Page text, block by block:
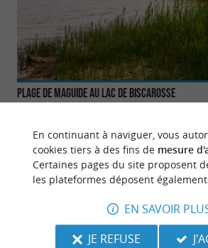
Plage de Maguide au lac de Biscarosse
sur des tables ...
4,0 km - Biscarrosse
En continuant à naviguer, vous
cookies tiers à des fins de mesure
Certaines pages du site proposent
les plateformes déposent également
EN SAVOIR
JE REFUSE